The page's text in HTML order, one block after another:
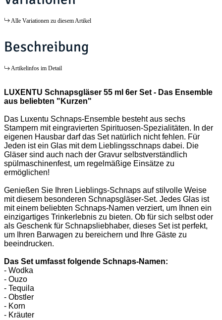
Alle Variationen zu diesem Artikel
Beschreibung
Artikelinfos im Detail
LUXENTU Schnapsgläser 55 ml 6er Set - Das Ensemble
aus beliebten "Kurzen"
Das Luxentu Schnaps-Ensemble besteht aus sechs
Stampern mit eingravierten Spirituosen-Spezialitäten. In der
eigenen Hausbar darf das Set natürlich nicht fehlen. Für
Jeden ist ein Glas mit dem Lieblingsschnaps dabei. Die
Gläser sind auch nach der Gravur selbstverständlich
spülmaschinenfest, um regelmäßige Einsätze zu
ermöglichen!
Genießen Sie Ihren Lieblings-Schnaps auf stilvolle Weise
mit diesem besonderen Schnapsgläser-Set. Jedes Glas ist
mit einem beliebten Schnaps-Namen verziert, um Ihnen ein
einzigartiges Trinkerlebnis zu bieten. Ob für sich selbst oder
als Geschenk für Schnapsliebhaber, dieses Set ist perfekt,
um Ihren Barwagen zu bereichern und Ihre Gäste zu
beeindrucken.
Das Set umfasst folgende Schnaps-Namen:
- Wodka
- Ouzo
- Tequila
- Obstler
- Korn
- Kräuter